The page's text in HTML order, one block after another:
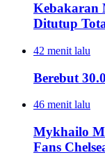
Kebakaran
Ditutup
42 menit lalu
Berebut
46 menit lalu
Mykhailo
Fans